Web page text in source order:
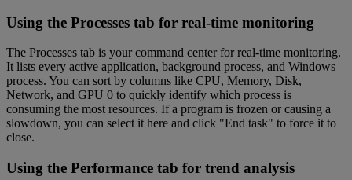
Using the Processes tab for real-time monitoring
The Processes tab is your command center for real-time monitoring.
It lists every active application, background process, and Windows
process. You can sort by columns like CPU, Memory, Disk,
Network, and GPU 0 to quickly identify which process is
consuming the most resources. If a program is frozen or causing a
slowdown, you can select it here and click "End task" to force it to
close.
Using the Performance tab for trend analysis